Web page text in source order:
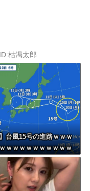
枯渇太郎
台風15号の進路ｗｗｗ
ｗｗｗｗｗｗｗｗｗｗ